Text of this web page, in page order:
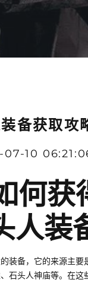
备获取攻
07-10
何获
人装
装备，它的来源主
石头人神庙等。在